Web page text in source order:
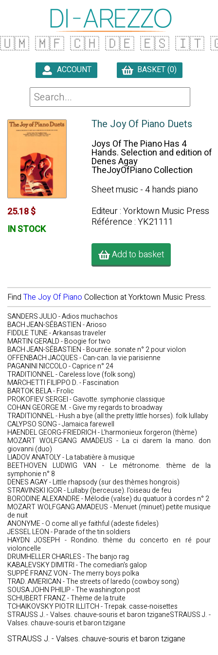
🇺🇲 🇲🇫 🇨🇭 🇩🇪 🇪🇸 🇮🇹
ACCOUNT BASKET (0)
25.18 $
IN STOCK
The Joy Of Piano Duets
Joys Of The Piano Has 4
Hands. Selection and edition of
Denes Agay
TheJoyOfPiano Collection
Sheet music - 4 hands piano
Editeur : Yorktown Music Press
Référence : YK21111
Add to basket
Find The Joy Of Piano Collection at Yorktown Music Press.
SANDERS JULIO - Adios muchachos
BACH JEAN-SÉBASTIEN - Arioso
FIDDLE TUNE - Arkansas traveler
MARTIN GERALD - Boogie for two
BACH JEAN-SÉBASTIEN - Bourrée. sonate n° 2 pour violon
OFFENBACH JACQUES - Can-can. la vie parisienne
PAGANINI NICCOLO - Caprice n° 24
TRADITIONNEL - Careless love (folk song)
MARCHETTI FILIPPO D. - Fascination
BARTOK BELA - Frolic
PROKOFIEV SERGEI - Gavotte. symphonie classique
COHAN GEORGE M. - Give my regards to broadway
TRADITIONNEL - Hush a bye (all the pretty little horses). folk lullaby
CALYPSO SONG - Jamaica farewell
HAENDEL GEORG-FRIEDRICH - L'harmonieux forgeron (thème)
MOZART WOLFGANG AMADEUS - La ci darem la mano. don
giovanni (duo)
LIADOV ANATOLY - La tabatière à musique
BEETHOVEN LUDWIG VAN - Le métronome. thème de la
symphonie n° 8
DENES AGAY - Little rhapsody (sur des thèmes hongrois)
STRAVINSKI IGOR - Lullaby (berceuse). l'oiseau de feu
BORODINE ALEXANDRE - Mélodie (valse) du quatuor à cordes n° 2
MOZART WOLFGANG AMADEUS - Menuet (minuet).petite musique
de nuit
ANONYME - O come all ye faithful (adeste fideles)
JESSEL LEON - Parade of the tin soldiers
HAYDN JOSEPH - Rondino. thème du concerto en ré pour
violoncelle
DRUMHELLER CHARLES - The banjo rag
KABALEVSKY DIMITRI - The comedian's galop
SUPPÉ FRANZ VON - The merry boys polka
TRAD. AMERICAN - The streets of laredo (cowboy song)
SOUSA JOHN PHILIP - The washington post
SCHUBERT FRANZ - Thème de la truite
TCHAIKOVSKY PIOTR ILLITCH - Trepak. casse-noisettes
STRAUSS J. - Valses. chauve-souris et baron tziganeSTRAUSS J. -
Valses. chauve-souris et baron tzigane
STRAUSS J. - Valses. chauve-souris et baron tzigane